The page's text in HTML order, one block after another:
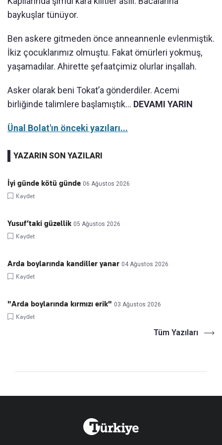
baykuşlar tünüyor.
Ben askere gitmeden önce anneannenle evlenmiştik.
İkiz çocuklarımız olmuştu. Fakat ömürleri yokmuş,
yaşamadılar. Ahirette şefaatçimiz olurlar inşallah.
Asker olarak beni Tokat’a gönderdiler. Acemi
birliğinde talimlere başlamıştık... DEVAMI YARIN
Ünal Bolat'ın önceki yazıları...
YAZARIN SON YAZILARI
İyi günde kötü günde 06 Ağustos 2026
Kaydet
Yusuf’taki güzellik 05 Ağustos 2026
Kaydet
Arda boylarında kandiller yanar 04 Ağustos 2026
Kaydet
"Arda boylarında kırmızı erik" 03 Ağustos 2026
Kaydet
Tüm Yazıları